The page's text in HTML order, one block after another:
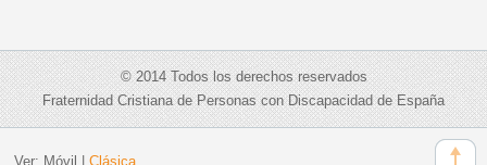
© 2014 Todos los derechos reservados
Fraternidad Cristiana de Personas con Discapacidad de España
Ver: Móvil | Clásica